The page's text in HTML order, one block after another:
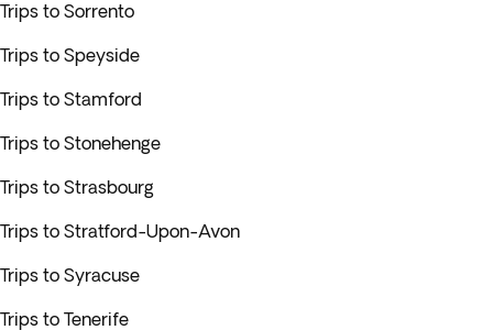
Trips to Sorrento
Trips to Speyside
Trips to Stamford
Trips to Stonehenge
Trips to Strasbourg
Trips to Stratford-Upon-Avon
Trips to Syracuse
Trips to Tenerife